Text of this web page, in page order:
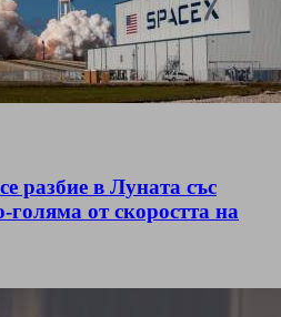
разбие в Луната със
голяма от скоростта на